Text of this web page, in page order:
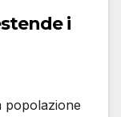
i
popolazione